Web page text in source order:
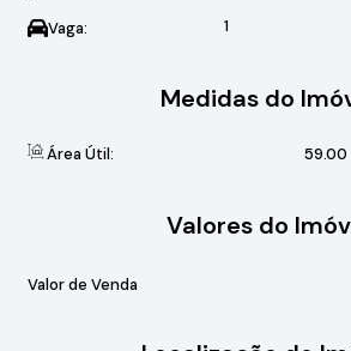
Vaga: 1
Medidas do
Área Útil: 59.00
Valores do
Valor de Venda